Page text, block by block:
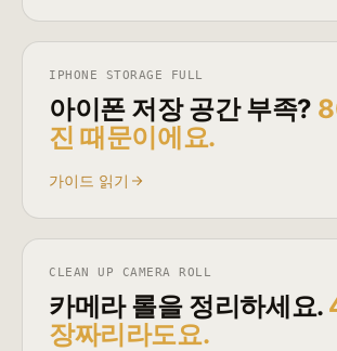
IPHONE STORAGE FULL
아이폰 저장 공간 부족?
진 때문이에요.
가이드 읽기
CLEAN UP CAMERA ROLL
카메라 롤을 정리하세요.
장짜리라도요.